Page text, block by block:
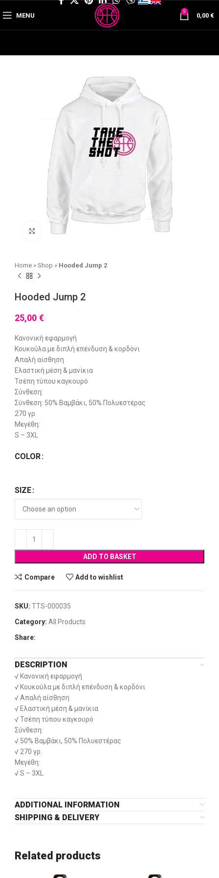
MENU
0
0,00 €
Click to enlarge
Home » Shop » Hooded Jump 2
Hooded Jump 2
25,00 €
Κανονική εφαρμογή
Κουκούλα με διπλή επένδυση & κορδόνι
Απαλή αίσθηση
Ελαστική μέση & μανίκια
Τσέπη τύπου καγκουρό
Σύνθεση:
Σύνθεση: 50% Βαμβάκι, 50% Πολυεστέρας
270 γρ.
Μεγέθη:
S – 3XL
COLOR
SIZE
ADD TO BASKET
Compare Add to wishlist
SKU: TTS-000035
Category: All Products
Share:
DESCRIPTION
√ Κανονική εφαρμογή
√ Κουκούλα με διπλή επένδυση & κορδόνι
√ Απαλή αίσθηση
√ Ελαστική μέση & μανίκια
√ Τσέπη τύπου καγκουρό
Σύνθεση:
√ 50% Βαμβάκι, 50% Πολυεστέρας
√ 270 γρ.
Μεγέθη:
√ S – 3XL
ADDITIONAL INFORMATION
SHIPPING & DELIVERY
Related products